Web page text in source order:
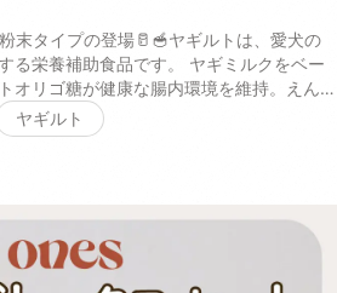
末タイプの登場🥛🥣ヤギルトは、愛犬の
る栄養補助食品です。 ヤギミルクをベー
オリゴ糖が健康な腸内環境を維持。えんど
日々の活力を、コエンザイムQ10が元気な
ギミルクとは違い、厳選されたサポート
身体づくりをすることが可能。 パピーか
に不安がある愛犬にも安心して与えること
40g 原材料 ヤギ乳 、エンドウ豆タンパ
酸菌（殺菌）、フラクトオリゴ糖、コラー
ヤギルト